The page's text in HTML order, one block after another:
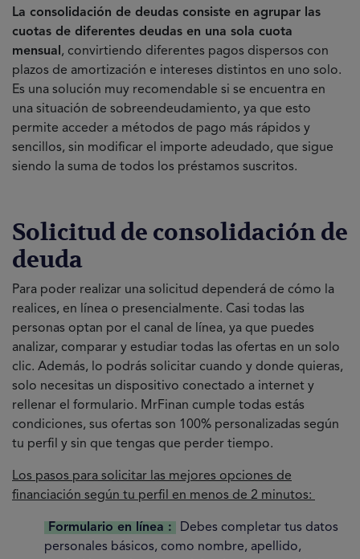
La consolidación de deudas consiste en agrupar las
cuotas de diferentes deudas en una sola cuota
mensual , convirtiendo diferentes pagos dispersos con
plazos de amortización e intereses distintos en uno solo.
Es una solución muy recomendable si se encuentra en
una situación de sobreendeudamiento, ya que esto
permite acceder a métodos de pago más rápidos y
sencillos, sin modificar el importe adeudado, que sigue
siendo la suma de todos los préstamos suscritos.
Solicitud de consolidación de
deuda
Para poder realizar una solicitud dependerá de cómo la
realices, en línea o presencialmente. Casi todas las
personas optan por el canal de línea, ya que puedes
analizar, comparar y estudiar todas las ofertas en un solo
clic. Además, lo podrás solicitar cuando y donde quieras,
solo necesitas un dispositivo conectado a internet y
rellenar el formulario. MrFinan cumple todas estás
condiciones, sus ofertas son 100% personalizadas según
tu perfil y sin que tengas que perder tiempo.
Los pasos para solicitar las mejores opciones de
financiación según tu perfil en menos de 2 minutos:
Formulario en línea :
Debes completar tus datos
personales básicos, como nombre, apellido,